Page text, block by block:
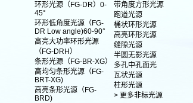
环形光源（FG-DR）0-
45°
环形低角度光源（FG-
DR Low angle)60-90°
高亮大功率环形光源
（FG-DRH）
条形光源（FG-BR-XG）
高均匀条形光源（FG-
BRT-XG)
高亮条形光源（FG-
BRD)
带角度方形光源
跑道光源
桶状环形光源
高亮环形光源
缝隙光源
半圆无影光源
多孔中孔面光
瓦状光源
柱形光源
> 更多非标光源